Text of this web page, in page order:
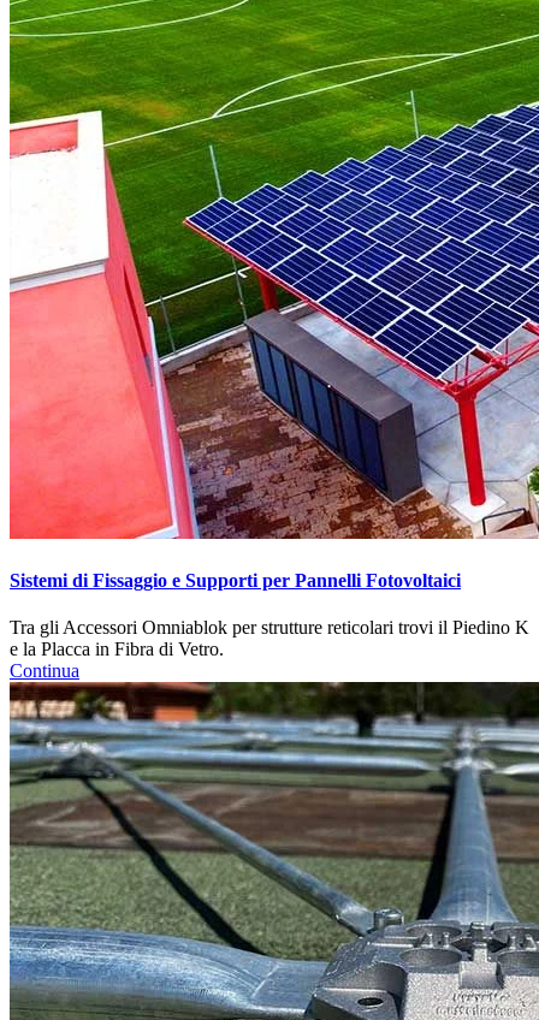
Sistemi di Fissaggio e Supporti per Pannelli Fotovoltaici
Tra gli Accessori Omniablok per strutture reticolari trovi il Piedino K
e la Placca in Fibra di Vetro.
Continua